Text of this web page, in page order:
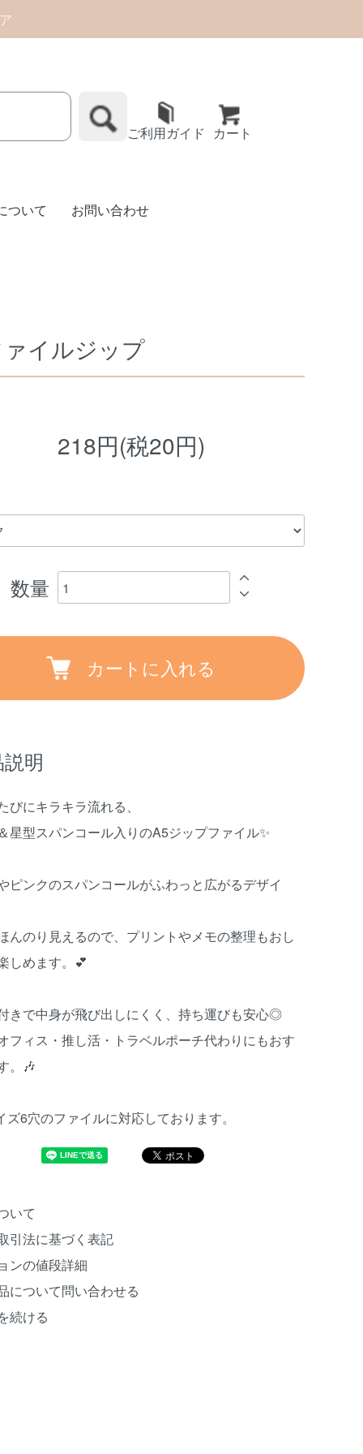
ご利用ガイド カート
ついて お問い合わせ
イルジップ
218円(税20円)
数量
カートに入れる
明
びにキラキラ流れる、
星型スパンコール入りのA5ジップファイル✨
ピンクのスパンコールがふわっと広がるデザイ
んのり見えるので、プリントやメモの整理もおし
しめます。💕
きで中身が飛び出しにくく、持ち運びも安心◎
フィス・推し活・トラベルポーチ代わりにもおす
。🎶
ズ6穴のファイルに対応しております。
いて
引法に基づく表記
ンの値段詳細
について問い合わせる
続ける